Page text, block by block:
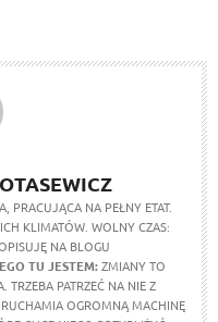
NA PEŁNY ETAT.
KLIMATÓW. WOLNY CZAS:
NA BLOGU
TU JESTEM:ZMIANY TO
TRZEBA PATRZEĆ NA NIE Z
OGROMNĄ MACHINĘ